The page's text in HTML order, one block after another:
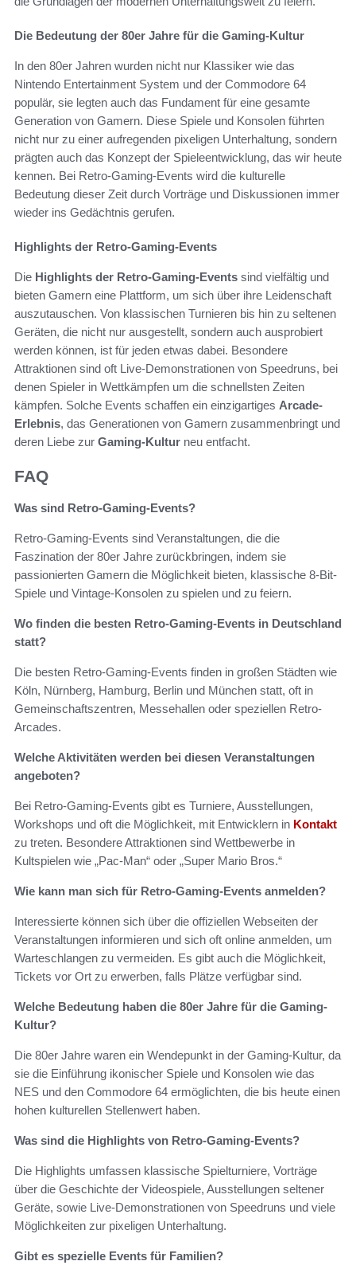
Die Bedeutung der 80er Jahre für die Gaming-Kultur
In den 80er Jahren wurden nicht nur Klassiker wie das
Nintendo Entertainment System und der Commodore 64
populär, sie legten auch das Fundament für eine gesamte
Generation von Gamern. Diese Spiele und Konsolen führten
nicht nur zu einer aufregenden pixeligen Unterhaltung, sondern
prägten auch das Konzept der Spieleentwicklung, das wir heute
kennen. Bei Retro-Gaming-Events wird die kulturelle
Bedeutung dieser Zeit durch Vorträge und Diskussionen immer
wieder ins Gedächtnis gerufen.
Highlights der Retro-Gaming-Events
Die Highlights der Retro-Gaming-Events sind vielfältig und
bieten Gamern eine Plattform, um sich über ihre Leidenschaft
auszutauschen. Von klassischen Turnieren bis hin zu seltenen
Geräten, die nicht nur ausgestellt, sondern auch ausprobiert
werden können, ist für jeden etwas dabei. Besondere
Attraktionen sind oft Live-Demonstrationen von Speedruns, bei
denen Spieler in Wettkämpfen um die schnellsten Zeiten
kämpfen. Solche Events schaffen ein einzigartiges Arcade-
Erlebnis, das Generationen von Gamern zusammenbringt und
deren Liebe zur Gaming-Kultur neu entfacht.
FAQ
Was sind Retro-Gaming-Events?
Retro-Gaming-Events sind Veranstaltungen, die die
Faszination der 80er Jahre zurückbringen, indem sie
passionierten Gamern die Möglichkeit bieten, klassische 8-Bit-
Spiele und Vintage-Konsolen zu spielen und zu feiern.
Wo finden die besten Retro-Gaming-Events in Deutschland
statt?
Die besten Retro-Gaming-Events finden in großen Städten wie
Köln, Nürnberg, Hamburg, Berlin und München statt, oft in
Gemeinschaftszentren, Messehallen oder speziellen Retro-
Arcades.
Welche Aktivitäten werden bei diesen Veranstaltungen
angeboten?
Bei Retro-Gaming-Events gibt es Turniere, Ausstellungen,
Workshops und oft die Möglichkeit, mit Entwicklern in Kontakt
zu treten. Besondere Attraktionen sind Wettbewerbe in
Kultspielen wie „Pac-Man“ oder „Super Mario Bros.“
Wie kann man sich für Retro-Gaming-Events anmelden?
Interessierte können sich über die offiziellen Webseiten der
Veranstaltungen informieren und sich oft online anmelden, um
Warteschlangen zu vermeiden. Es gibt auch die Möglichkeit,
Tickets vor Ort zu erwerben, falls Plätze verfügbar sind.
Welche Bedeutung haben die 80er Jahre für die Gaming-
Kultur?
Die 80er Jahre waren ein Wendepunkt in der Gaming-Kultur, da
sie die Einführung ikonischer Spiele und Konsolen wie das
NES und den Commodore 64 ermöglichten, die bis heute einen
hohen kulturellen Stellenwert haben.
Was sind die Highlights von Retro-Gaming-Events?
Die Highlights umfassen klassische Spielturniere, Vorträge
über die Geschichte der Videospiele, Ausstellungen seltener
Geräte, sowie Live-Demonstrationen von Speedruns und viele
Möglichkeiten zur pixeligen Unterhaltung.
Gibt es spezielle Events für Familien?